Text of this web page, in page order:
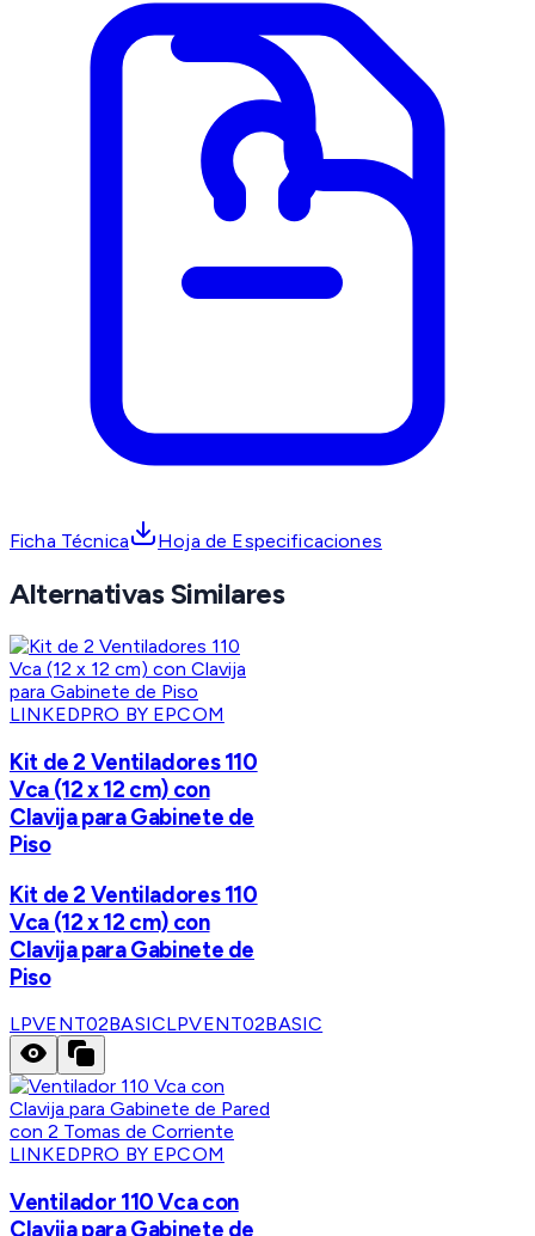
Ficha Técnica Hoja de Especificaciones
Alternativas Similares
LINKEDPRO BY EPCOM
Kit de 2 Ventiladores 110
Vca (12 x 12 cm) con
Clavija para Gabinete de
Piso
Kit de 2 Ventiladores 110
Vca (12 x 12 cm) con
Clavija para Gabinete de
Piso
LPVENT02BASICLPVENT02BASIC
LINKEDPRO BY EPCOM
Ventilador 110 Vca con
Clavija para Gabinete de